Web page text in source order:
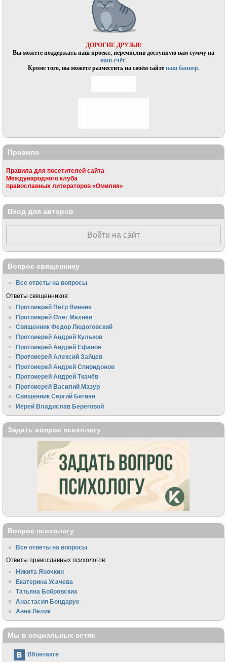
ДОРОГИЕ ДРУЗЬЯ!
Вы можете поддержать наш проект, перечислив доступную вам сумму на
наш счёт.
Кроме того, вы можете разместить на своём сайтенаш баннер.
Правила
Правила для посетителей сайта
Международного клуба
православных литераторов «Омилия»
Вход для авторов
Войти на сайт
Вопрос священнику
Все ответы на вопросы
Ответы священников:
Протоиерей Пётр Винник
Протоиерей Олег Махнёв
Священник Федор Людоговский
Протоиерей Андрей Кульков
Протоиерей Андрей Ефанов
Протоиерей Алексий Зайцев
Протоиерей Андрей Спиридонов
Протоиерей Андрей Ткачёв
Протоиерей Василий Мазур
Священник Сергий Бегиян
Иерей Владислав Береговой
Задать вопрос психологу
Вопрос психологу
Все ответы на вопросы
Ответы православных психологов:
Никита Яночкин
Екатерина Усачева
Татьяна Бобровских
Анастасия Бондарук
Анна Лелик
Мы в социальных сетях
ВКонтакте